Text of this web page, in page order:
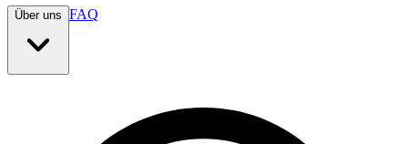
Über uns FAQ